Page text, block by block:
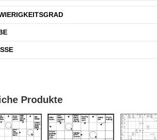
Produkte